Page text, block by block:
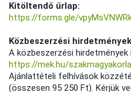
Kitöltendő űrlap:
https://forms.gle/
Közbeszerzési
A közbeszerzési hirdetmények
https://mek.hu/
Ajánlattételi felhívások
(összesen 95 250 Ft). Kérjük